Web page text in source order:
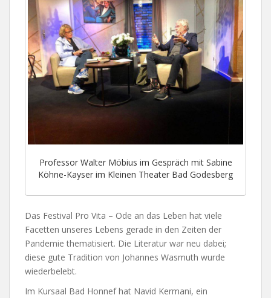
Professor Walter Möbius im Gespräch mit Sabine
Köhne-Kayser im Kleinen Theater Bad Godesberg
Das Festival Pro Vita – Ode an das Leben hat viele
Facetten unseres Lebens gerade in den Zeiten der
Pandemie thematisiert. Die Literatur war neu dabei;
diese gute Tradition von Johannes Wasmuth wurde
wiederbelebt.
Im Kursaal Bad Honnef hat Navid Kermani, ein